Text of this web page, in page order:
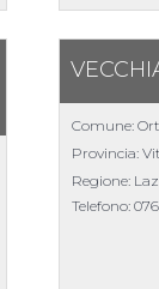
Comune:
Provincia:
Regione:
Telefono: